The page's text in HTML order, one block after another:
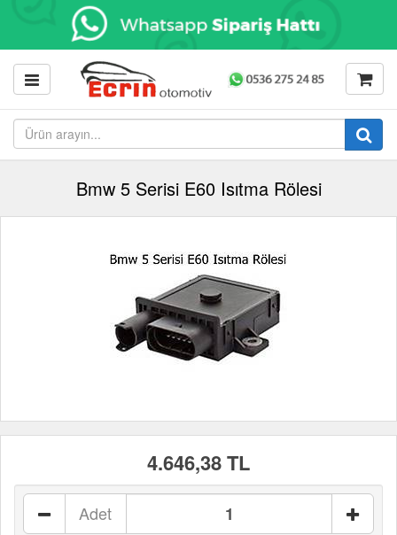
Bmw 5 Serisi E60 Isıtma Rölesi
4.646,38 TL
Adet